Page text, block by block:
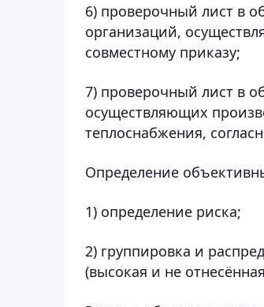
6) проверочный лист в
организаций,
совместному приказу;
7) проверочный лист в
осуществляющих
теплоснабжения,
Определение
1) определение риска;
2) группировка и
(высокая и не